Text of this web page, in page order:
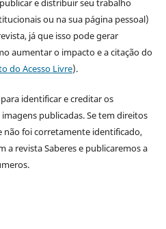
e distribuir seu trabalho
ou na sua página pessoal)
já que isso pode gerar
aumentar o impacto e a citação do
do Acesso Livre).
identificar e creditar os
publicadas. Se tem direitos
não foi corretamente identificado,
a revista Saberes e publicaremos a